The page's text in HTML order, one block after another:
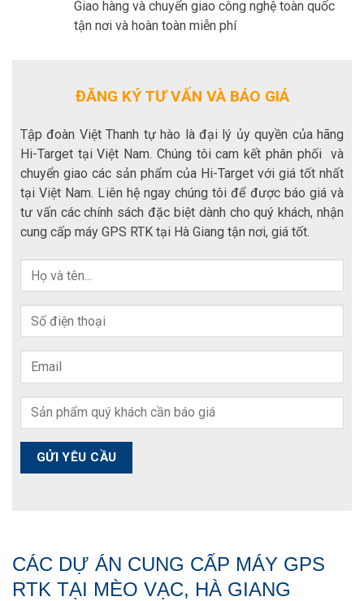
Giao hàng và chuyển giao công nghệ toàn quốc
tận nơi và hoàn toàn miễn phí
ĐĂNG KÝ TƯ VẤN VÀ BÁO GIÁ
Tập đoàn Việt Thanh tự hào là đại lý ủy quyền của hãng
Hi-Target tại Việt Nam. Chúng tôi cam kết phân phối và
chuyển giao các sản phẩm của Hi-Target với giá tốt nhất
tại Việt Nam. Liên hệ ngay chúng tôi để được báo giá và
tư vấn các chính sách đặc biệt dành cho quý khách, nhận
cung cấp máy GPS RTK tại Hà Giang tận nơi, giá tốt.
CÁC DỰ ÁN CUNG CẤP MÁY GPS
RTK TẠI MÈO VẠC, HÀ GIANG